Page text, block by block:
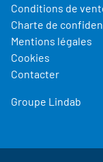
Conditions de
Charte de
Mentions légales
Cookies
Contacter
Groupe Lindab